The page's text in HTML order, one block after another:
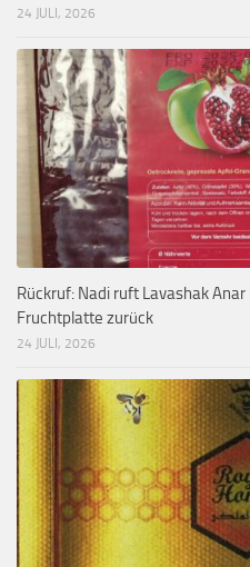
24 JULI, 2026
Rückruf: Nadi ruft Lavashak
Fruchtplatte zurück
24 JULI, 2026